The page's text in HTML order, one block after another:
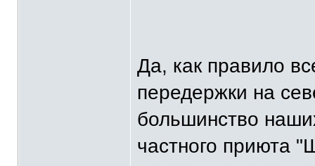
Да, как правило
передержки на
большинство
частного приюта